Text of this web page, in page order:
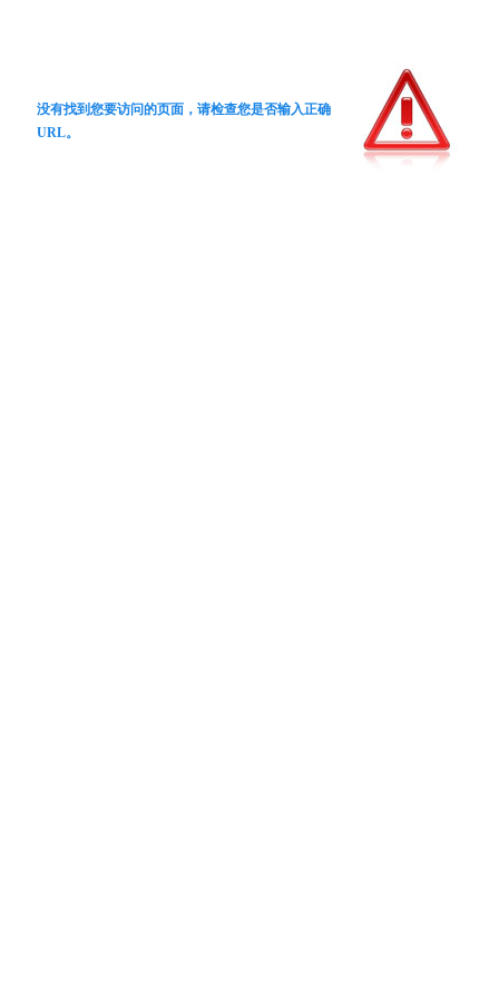
没有找到您要访问的页面，请检查您是否输入正确
URL。